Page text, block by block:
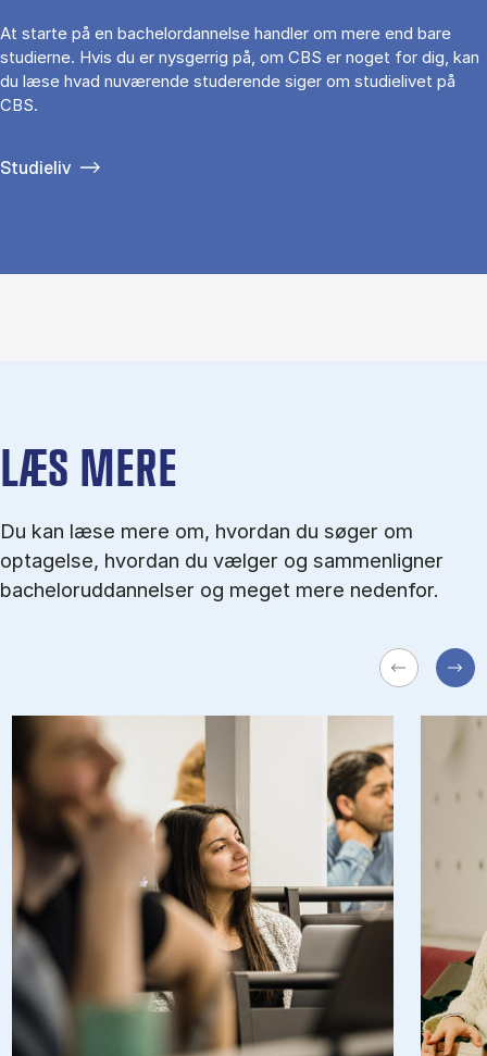
At starte på en bachelordannelse handler om mere end bare
studierne. Hvis du er nysgerrig på, om CBS er noget for dig, kan
du læse hvad nuværende studerende siger om studielivet på
CBS.
Studieliv
LÆS MERE
Du kan læse mere om, hvordan du søger om
optagelse, hvordan du vælger og sammenligner
bacheloruddannelser og meget mere nedenfor.